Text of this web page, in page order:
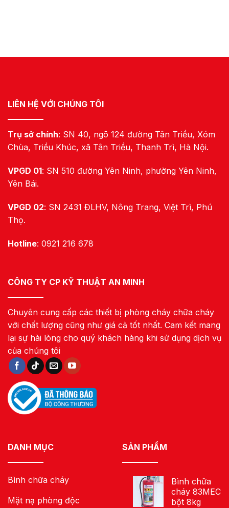
LIÊN HỆ VỚI CHÚNG TÔI
Trụ sở chính: SN 40, ngõ 124 đường Tân Triều, Xóm
Chùa, Triều Khúc, xã Tân Triều, Thanh Trì, Hà Nội.
VPGD 01: SN 510 đường Yên Ninh, phường Yên Ninh,
Yên Bái.
VPGD 02: SN 2431 ĐLHV, Nông Trang, Việt Trì, Phú
Thọ.
Hotline: 0921 216 678
CÔNG TY CP KỸ THUẬT AN MINH
Chuyên cung cấp các thiết bị phòng cháy chữa cháy
với chất lượng cũng như giá cả tốt nhất. Cam kết mang
lại sự hài lòng cho quý khách hàng khi sử dụng dịch vụ
của chúng tôi
DANH MỤC
Bình chữa cháy
Mặt nạ phòng độc
SẢN PHẨM
Bình chữa
cháy 83MEC
bột 8kg